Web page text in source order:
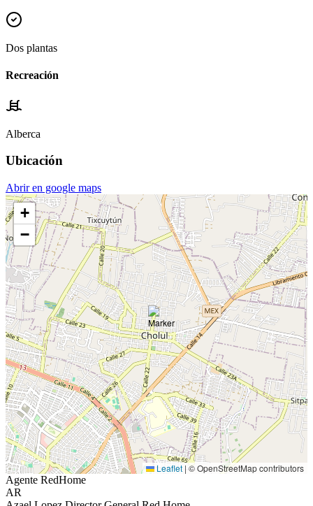
Dos plantas
Recreación
Alberca
Ubicación
Abrir en google maps
+
−
Leaflet |© OpenStreetMap contributors
Agente RedHome
AR